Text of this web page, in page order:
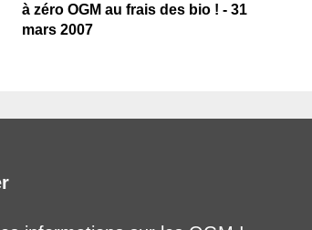
à zéro OGM au frais des bio ! - 31
mars 2007